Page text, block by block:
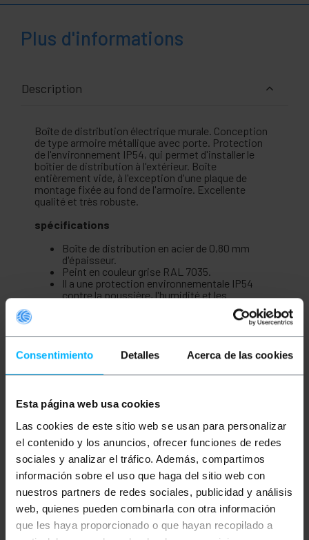
Consentimiento Detalles Acerca de las cookies
Esta página web usa cookies
Las cookies de este sitio web se usan para personalizar
el contenido y los anuncios, ofrecer funciones de redes
sociales y analizar el tráfico. Además, compartimos
información sobre el uso que haga del sitio web con
nuestros partners de redes sociales, publicidad y análisis
web, quienes pueden combinarla con otra información
que les haya proporcionado o que hayan recopilado a
Plus d'informations
Description
Boîte de distribution électrique murale. Conception
de type armoire métallique avec porte. Protection
de l'environnement IP54, qui permet d'installer le
boîtier de distribution à l'extérieur. Boîte
entièrement vide, à l'exception d'une plaque de
montage fixée au fond de l'armoire. Excellente
qualité et très robuste.
spécifications
Boîte de distribution en acier de 0,80 mm
d'épaisseur.
Peint en couleur grise RAL 7035.
Il a une protection environnementale IP54
contre la poussière, l'humidité et les
Il a une fermeture quart de tour en plastique
dur. Une clé du même matériau (couleur noire)
est fournie.
Perforation 225 x 35 mm pour le passage des
caoutchouc fourni.
porte pour garantir l'étanchéité.
Comprend une plaque en métal galvanisé à
quatre trous et les vis nécessaires au
montage.
Dimensions (hauteur x largeur x profondeur) :
350 x 450 x 150 mm.
Mesures et poids